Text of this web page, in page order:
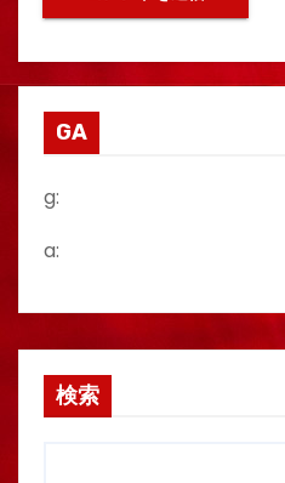
GA
g:
a:
検索